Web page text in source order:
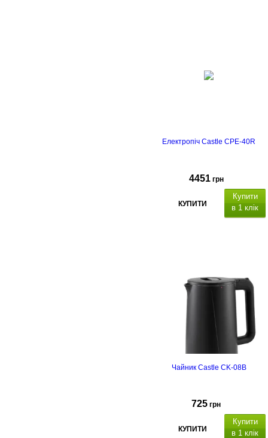
подвійне термостійке скло
Електропіч Castle CPE-40R
4451 грн
КУПИТИ
Купити
в 1 клік
режим конвекції
подвійне термостійке скло
Країна
виробник: Туреччина
Чайник Castle CK-08B
725 грн
КУПИТИ
Купити
в 1 клік